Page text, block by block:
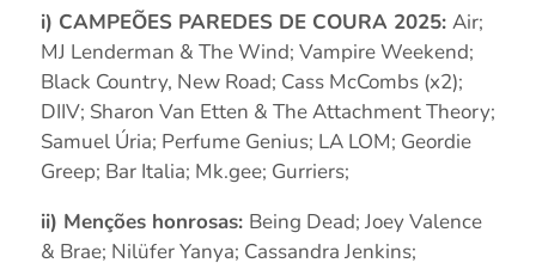
i) CAMPEÕES PAREDES DE COURA 2025: Air;
MJ Lenderman & The Wind; Vampire Weekend;
Black Country, New Road; Cass McCombs (x2);
DIIV; Sharon Van Etten & The Attachment Theory;
Samuel Úria; Perfume Genius; LA LOM; Geordie
Greep; Bar Italia; Mk.gee; Gurriers;
ii) Menções honrosas: Being Dead; Joey Valence
& Brae; Nilüfer Yanya; Cassandra Jenkins;